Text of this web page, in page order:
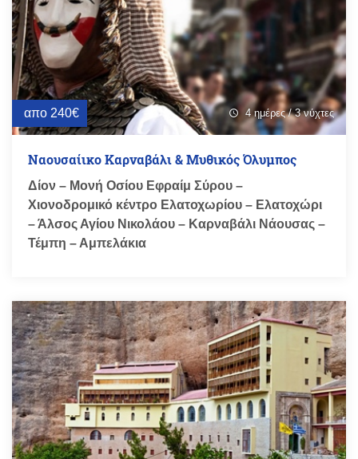
απο 240€ schedule 4 ημέρες / 3 νύχτες
Ναουσαίικο Καρναβάλι & Μυθικός Όλυμπος
Δίον – Μονή Οσίου Εφραίμ Σύρου –
Χιονοδρομικό κέντρο Ελατοχωρίου – Ελατοχώρι
– Άλσος Αγίου Νικολάου – Καρναβάλι Νάουσας –
Τέμπη – Αμπελάκια